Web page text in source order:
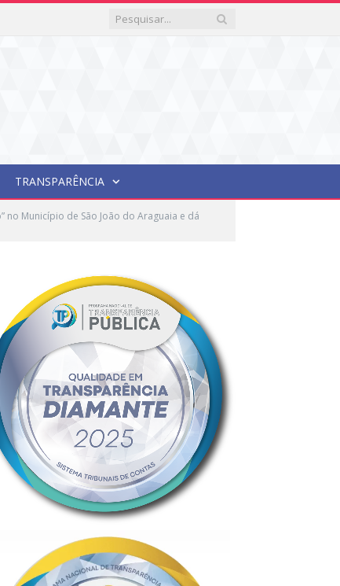
TRANSPARÊNCIA
no Município de São João do Araguaia e dá